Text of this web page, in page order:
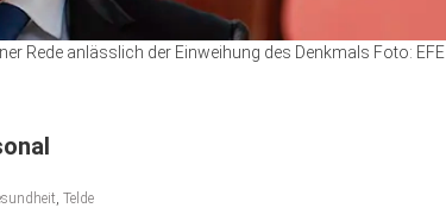
Rede anlässlich der Einweihung des Denkmals Foto: EFE
Telde